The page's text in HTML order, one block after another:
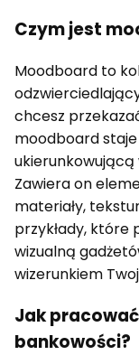
Czym jest
Moodboard to
chcesz
moodboard
Zawiera on
materiały,
przykłady, które
wizualną
wizerunkiem
Jak
bankowości?